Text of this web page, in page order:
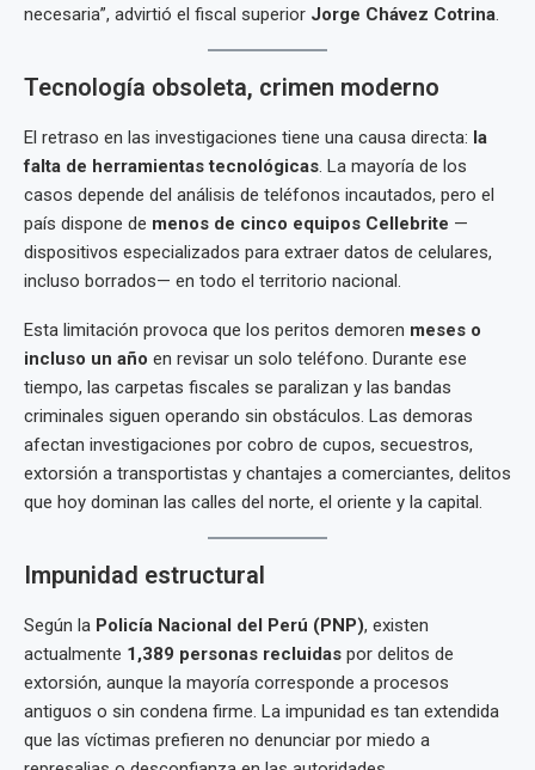
necesaria”, advirtió el fiscal superior Jorge Chávez Cotrina.
Tecnología obsoleta, crimen moderno
El retraso en las investigaciones tiene una causa directa: la
falta de herramientas tecnológicas. La mayoría de los
casos depende del análisis de teléfonos incautados, pero el
país dispone de menos de cinco equipos Cellebrite —
dispositivos especializados para extraer datos de celulares,
incluso borrados— en todo el territorio nacional.
Esta limitación provoca que los peritos demoren meses o
incluso un año en revisar un solo teléfono. Durante ese
tiempo, las carpetas fiscales se paralizan y las bandas
criminales siguen operando sin obstáculos. Las demoras
afectan investigaciones por cobro de cupos, secuestros,
extorsión a transportistas y chantajes a comerciantes, delitos
que hoy dominan las calles del norte, el oriente y la capital.
Impunidad estructural
Según la Policía Nacional del Perú (PNP), existen
actualmente 1,389 personas recluidas por delitos de
extorsión, aunque la mayoría corresponde a procesos
antiguos o sin condena firme. La impunidad es tan extendida
que las víctimas prefieren no denunciar por miedo a